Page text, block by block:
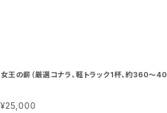
女王の薪（厳選コナラ、軽トラック1杯、約360〜
¥25,000